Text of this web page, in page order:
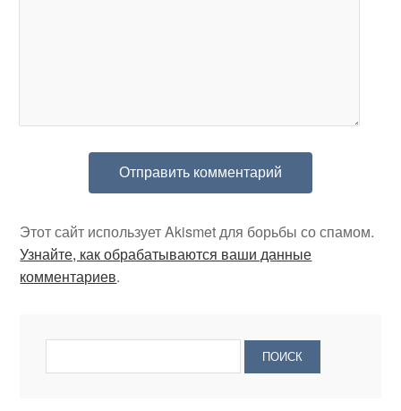
Этот сайт использует Akismet для борьбы со спамом.
Узнайте, как обрабатываются ваши данные
комментариев.